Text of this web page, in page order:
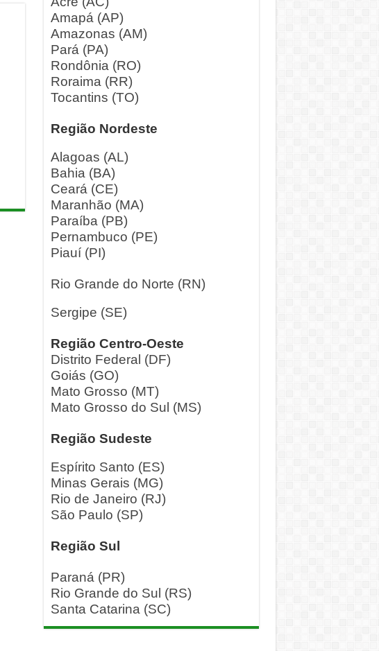
Amapá (AP)
Amazonas (AM)
Pará (PA)
Rondônia (RO)
Roraima (RR)
Tocantins (TO)
Região Nordeste
Alagoas (AL)
Bahia (BA)
Ceará (CE)
Maranhão (MA)
Paraíba (PB)
Pernambuco (PE)
Piauí (PI)
Rio Grande do Norte (RN)
Sergipe (SE)
Região Centro-Oeste
Distrito Federal (DF)
Goiás (GO)
Mato Grosso (MT)
Mato Grosso do Sul (MS)
Região Sudeste
Espírito Santo (ES)
Minas Gerais (MG)
Rio de Janeiro (RJ)
São Paulo (SP)
Região Sul
Paraná (PR)
Rio Grande do Sul (RS)
Santa Catarina (SC)